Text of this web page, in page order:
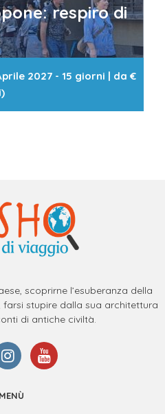
respiro di
2027 - 15 giorni | da€
scoprirne l’esuberanza della
stupire dalla sua architettura
di antiche civiltà.
MENÙ